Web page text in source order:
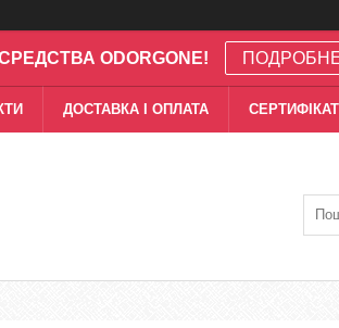
ODORGONE!
ДОСТАВКА І ОПЛАТА